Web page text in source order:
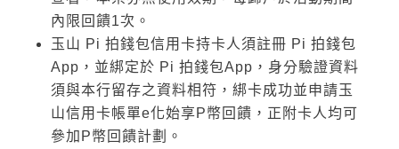
內限回饋1次。
玉山 Pi 拍錢包信用卡持卡人須註冊 Pi 拍錢包
App，並綁定於 Pi 拍錢包App，身分驗證資料
須與本行留存之資料相符，綁卡成功並申請玉
山信用卡帳單e化始享P幣回饋，正附卡人均可
參加P幣回饋計劃。